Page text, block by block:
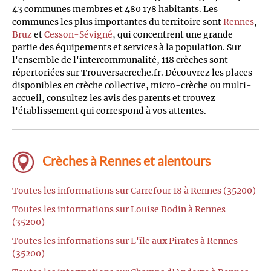
43 communes membres et 480 178 habitants. Les
communes les plus importantes du territoire sontRennes,
BruzetCesson-Sévigné, qui concentrent une grande
partie des équipements et services à la population. Sur
l'ensemble de l'intercommunalité, 118 crèches sont
répertoriées sur Trouversacreche.fr. Découvrez les places
disponibles en crèche collective, micro-crèche ou multi-
accueil, consultez les avis des parents et trouvez
l'établissement qui correspond à vos attentes.
Crèches à Rennes et alentours
Toutes les informations sur Carrefour 18 à Rennes (35200)
Toutes les informations sur Louise Bodin à Rennes
(35200)
Toutes les informations sur L'île aux Pirates à Rennes
(35200)